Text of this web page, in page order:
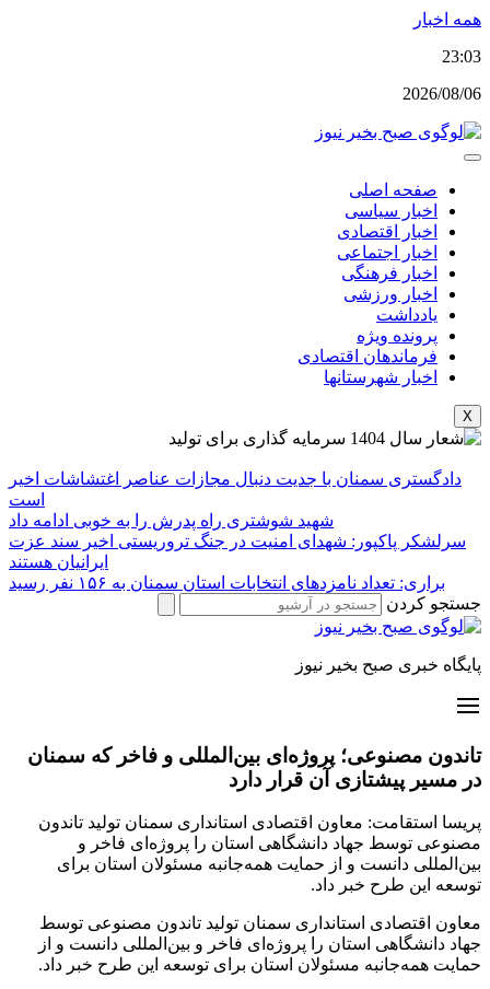
پرش
محتوا
همه اخبار
23:03
2026/08/06
صفحه اصلی
اخبار سیاسی
اخبار اقتصادی
اخبار اجتماعی
اخبار فرهنگی
اخبار ورزشی
یادداشت
پرونده ویژه
فرماندهان اقتصادی
اخبار شهرستانها
X
دادگستری سمنان با جدیت دنبال مجازات عناصر اغتشاشات اخیر
است
شهید شوشتری راه پدرش را به خوبی ادامه داد
سرلشکر پاکپور: شهدای امنیت در جنگ تروریستی اخیر سند عزت
ایرانیان هستند
براری: تعداد نامزدهای انتخابات استان سمنان به ۱۵۶ نفر رسید
جستجو کردن
پایگاه خبری صبح بخیر نیوز
تاندون مصنوعی؛ پروژه‌ای بین‌المللی و فاخر که سمنان
در مسیر پیشتازی آن قرار دارد
پریسا استقامت: معاون اقتصادی استانداری سمنان تولید تاندون
مصنوعی توسط جهاد دانشگاهی استان را پروژه‌ای فاخر و
بین‌المللی دانست و از حمایت همه‌جانبه مسئولان استان برای
توسعه این طرح خبر داد.
معاون اقتصادی استانداری سمنان تولید تاندون مصنوعی توسط
جهاد دانشگاهی استان را پروژه‌ای فاخر و بین‌المللی دانست و از
حمایت همه‌جانبه مسئولان استان برای توسعه این طرح خبر داد.